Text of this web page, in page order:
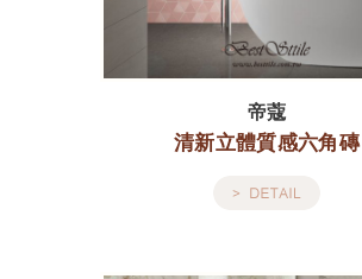
帝蔻
清新立體質感六角磚